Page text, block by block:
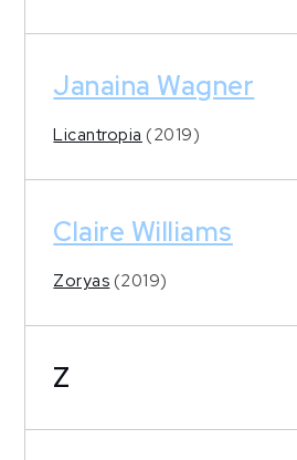
Janaina Wagner
Licantropia (2019)
Claire Williams
Zoryas (2019)
Z